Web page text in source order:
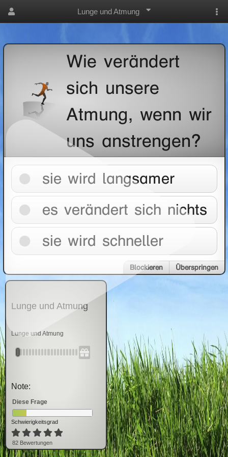
Lunge und Atmung
Wie verändert
sich unsere
Atmung, wenn wir
uns anstrengen?
sie wird langsamer
es verändert sich nichts
sie wird schneller
Blockieren Überspringen
Lunge und Atmung
Lunge und Atmung
Note:
Diese Frage
Schwierigkeitsgrad
82 Bewertungen